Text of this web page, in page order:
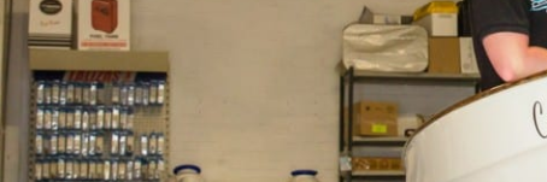
Genomineerden 2027
Uitslag 2026